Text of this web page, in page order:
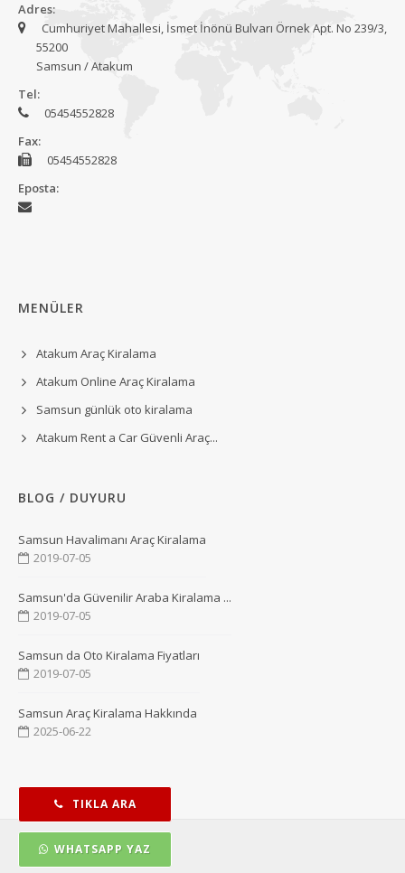
Adres:
Cumhuriyet Mahallesi, İsmet İnönü Bulvarı Örnek Apt. No 239/3,
55200
Samsun / Atakum
Tel:
05454552828
Fax:
05454552828
Eposta:
MENÜLER
Atakum Araç Kiralama
Atakum Online Araç Kiralama
Samsun günlük oto kiralama
Atakum Rent a Car Güvenli Araç...
BLOG / DUYURU
Samsun Havalimanı Araç Kiralama
2019-07-05
Samsun'da Güvenilir Araba Kiralama ...
2019-07-05
Samsun da Oto Kiralama Fiyatları
2019-07-05
Samsun Araç Kiralama Hakkında
2025-06-22
TIKLA ARA
WHATSAPP YAZ